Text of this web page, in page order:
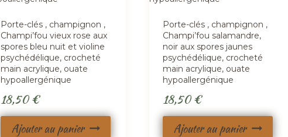
Porte-clés , champignon ,
Champi’fou vieux rose aux
spores bleu nuit et violine
psychédélique, crocheté
main acrylique, ouate
hypoallergénique
18,50€
Ajouter au panier
Porte-clés , champignon ,
Champi’fou salamandre,
noir aux spores jaunes
psychédélique, crocheté
main acrylique, ouate
hypoallergénique
18,50€
Ajouter au panier